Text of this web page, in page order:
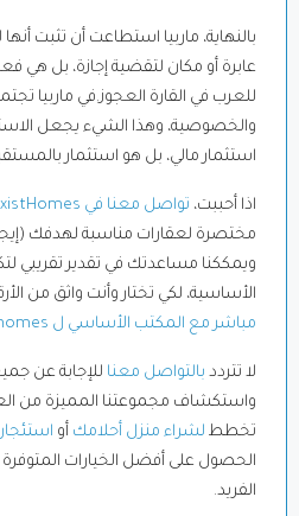
بالنهاية، ماربيا استطاعت أن تثبت
عابرة أو مكان لتقضية إجازة، بل هي
للعرب في القارة العجوز.في ماربيا
والخصوصية، وهذا الشيء يجعل
استثمار مالي، بل هو استثمار
اذا أحببت، تواصل معنا في MaxistHomes
مختصرة لعقارات مناسبة لهدفك
ويمككنا مساعدتك في تقدير تقريبي
الأساسية، لكي تختار وأنت واثق من
مباشر مع المكتب الأساسي ل Maxisthomes
لا تتردد بالتواصل معنا للإجابة عن
واستكشاف مجموعتنا المميزة من
تخطط لشراء منزل أحلامك أو
الحصول على أفضل الخيارات
الفريد.